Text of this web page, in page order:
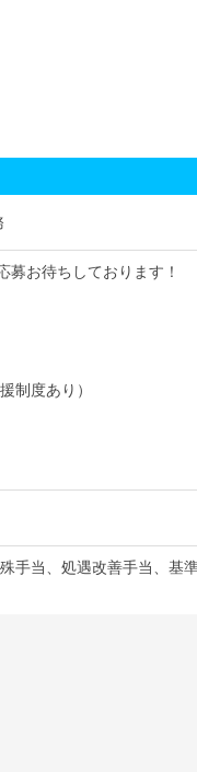
お待ちしております！
制度あり）
手当、処遇改善手当、基